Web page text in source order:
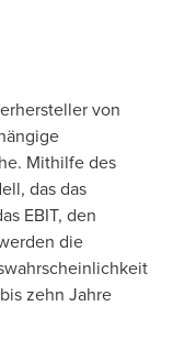
von
Mithilfe des
das das
EBIT, den
die
zehn Jahre